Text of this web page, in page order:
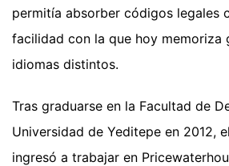
permitía absorber códigos legales
facilidad con la que hoy memoriza
idiomas distintos.
Tras graduarse en la Facultad de
Universidad de Yeditepe en 2012,
ingresó a trabajar en